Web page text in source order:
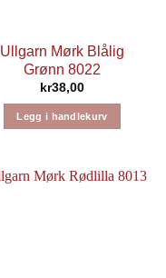
Ullgarn Mørk Blålig
Grønn 8022
kr38,00
Legg i handlekurv